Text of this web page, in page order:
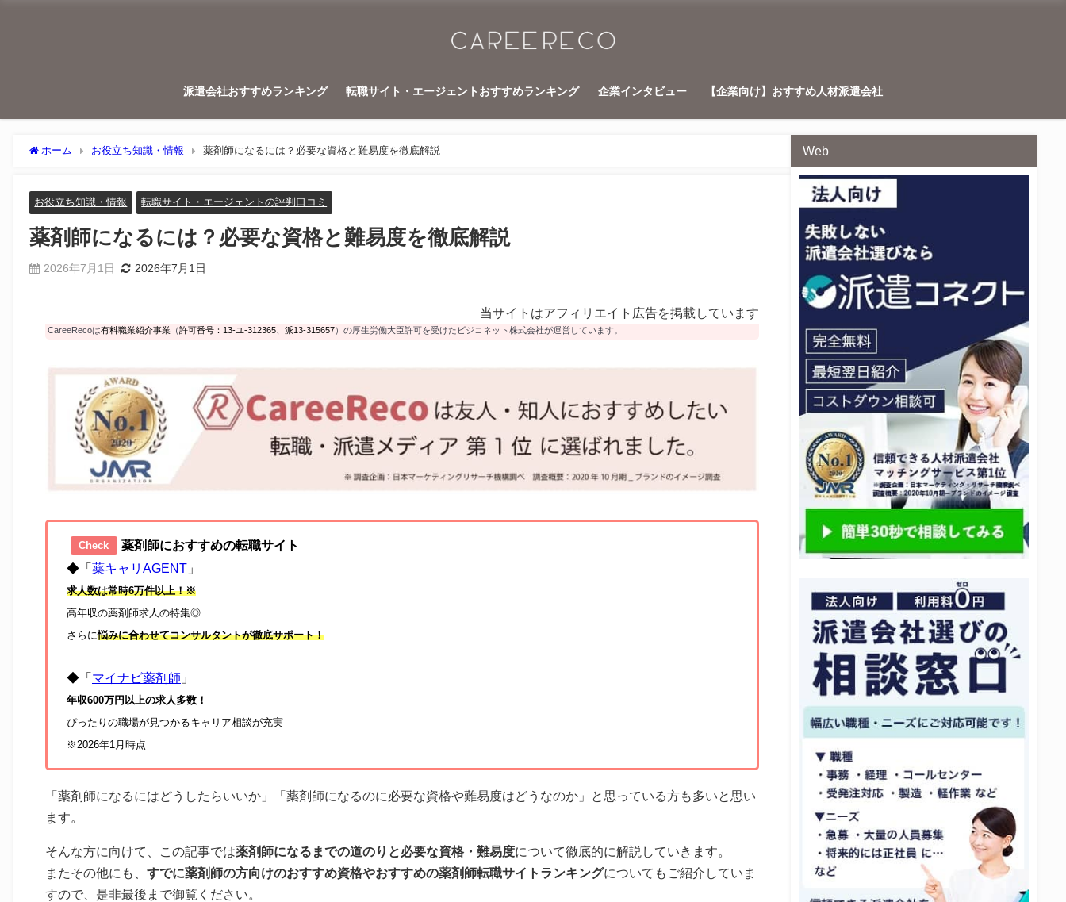
派遣会社おすすめランキング 転職サイト・エージェントおすすめランキング 企業インタビュー 【企業向け】おすすめ人材派遣会社
ホーム お役立ち知識・情報 薬剤師になるには？必要な資格と難易度を徹底解説
お役立ち知識・情報 転職サイト・エージェントの評判口コミ
薬剤師になるには？必要な資格と難易度を徹底解説
2026年7月1日 2026年7月1日
当サイトはアフィリエイト広告を掲載しています
CareeRecoは有料職業紹介事業 （許可番号：13-ユ-312365 派13-315657）の厚生労働大臣許可を受けたビジコネット株式会社が運営しています。
Check
薬剤師におすすめの転職サイト
◆「 薬キャリAGENT 」
求人数は常時6万件以上！※
高年収の薬剤師求人の特集◎
さらに悩みに合わせてコンサルタントが徹底サポート！
◆「 マイナビ薬剤師 」
年収600万円以上の求人多数！
ぴったりの職場が見つかるキャリア相談が充実
※2026年1月時点
「薬剤師になるにはどうしたらいいか」「薬剤師になるのに必要な資格や難易度はどうなのか」と思っている方も多いと思い
ます。
そんな方に向けて、この記事では薬剤師になるまでの道のりと必要な資格・難易度について徹底的に解説していきます。
またその他にも、 すでに薬剤師の方向けのおすすめ資格やおすすめの薬剤師転職サイトランキングについてもご紹介していま
すので、是非最後まで御覧ください。
Web